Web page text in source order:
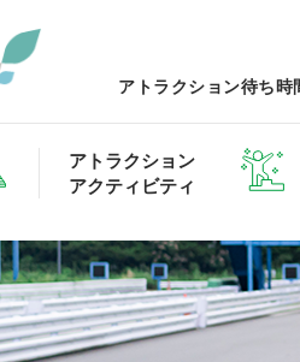
アトラクション待ち時
アトラクション
アクティビティ
アクティビティTOP
TOP